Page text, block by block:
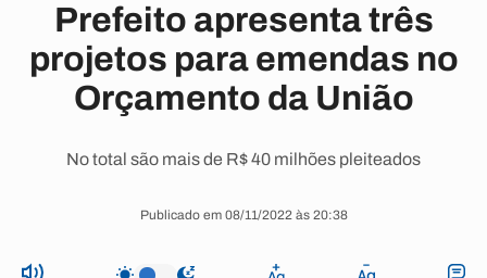
Prefeito apresenta três
projetos para emendas no
Orçamento da União
No total são mais de R$ 40 milhões pleiteados
Publicado em 08/11/2022 às 20:38